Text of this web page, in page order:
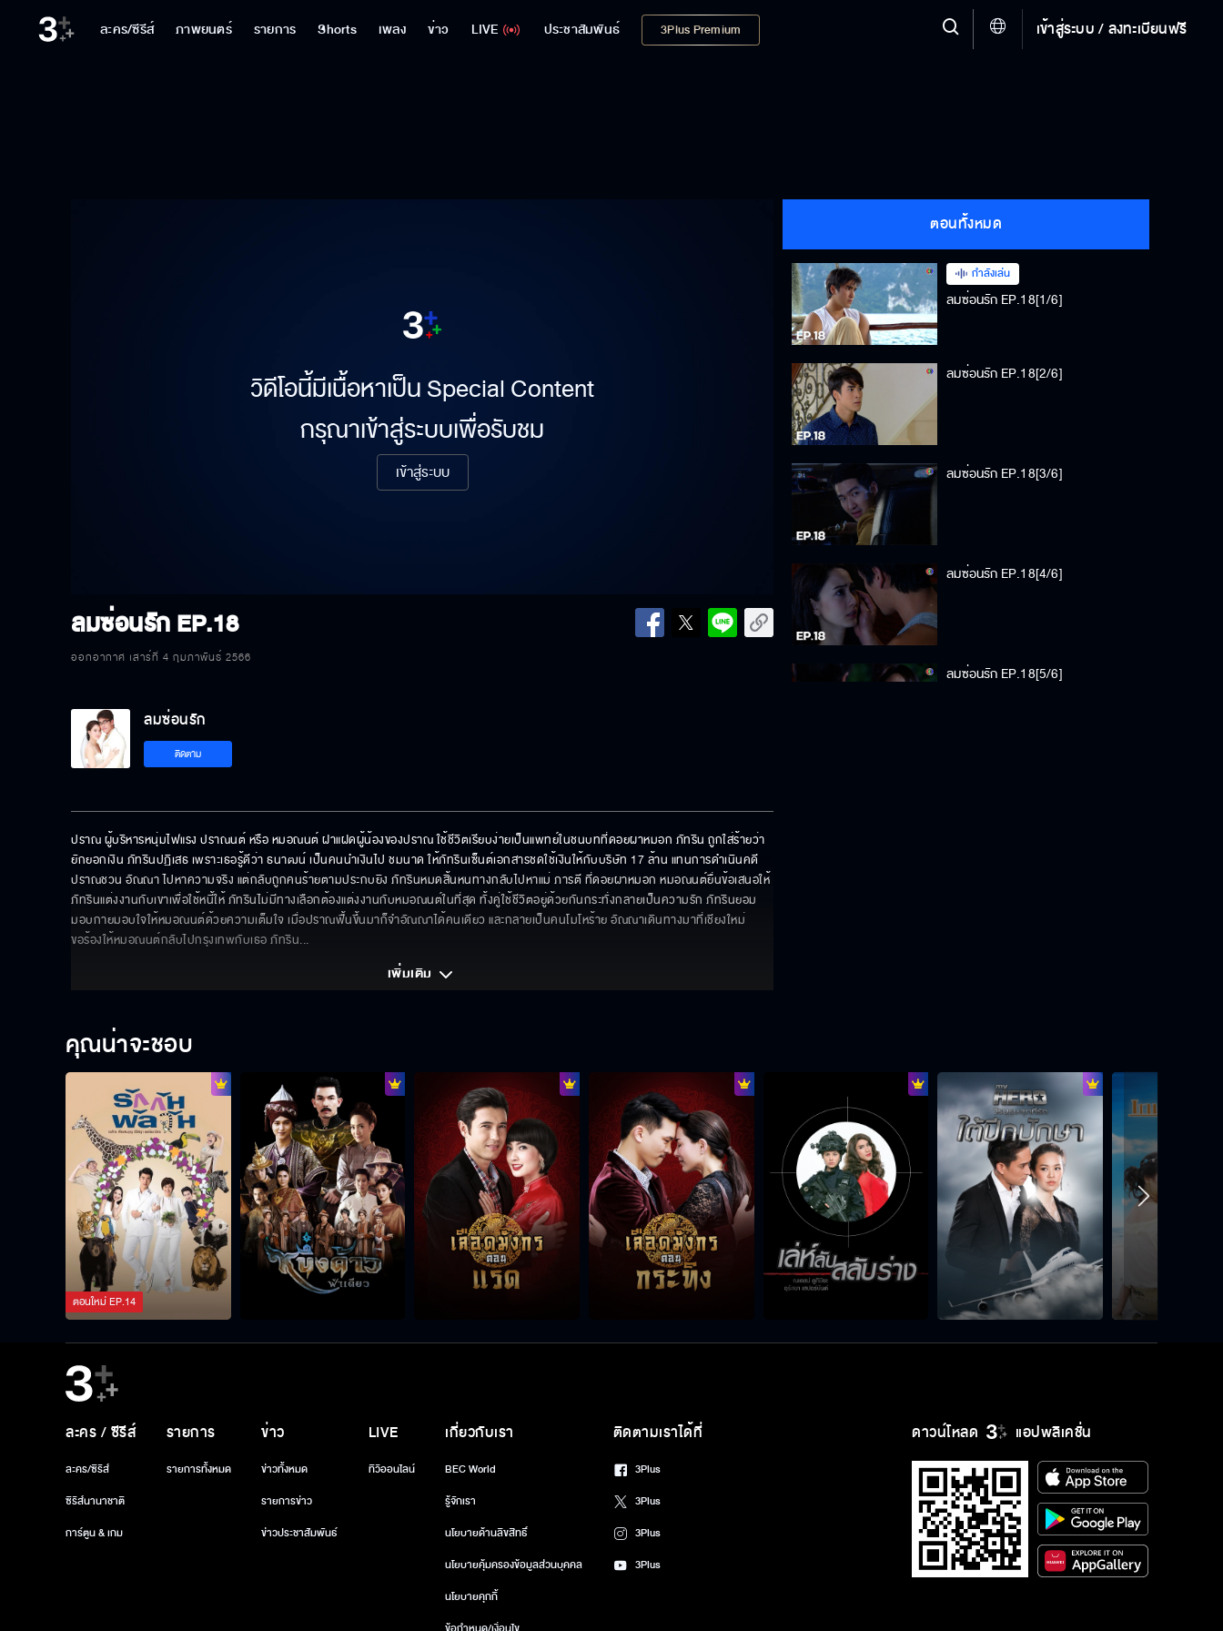
ละคร/ซีรีส์ ภาพยนตร์ รายการ Shorts เพลง ข่าว LIVE ประชาสัมพันธ์ 3Plus Premium เข้าสู่ระบบ / ลงทะเบียนฟรี
วิดีโอนี้มีเนื้อหาเป็น Special Content
กรุณาเข้าสู่ระบบเพื่อรับชม
เข้าสู่ระบบ
ลมซ่อนรักEP.18
ออกอากาศ เสาร์ที่ 4 กุมภาพันธ์ 2566
ตอนทั้งหมด
กำลังเล่น
ลมซ่อนรัก EP.18[1/6]
ลมซ่อนรัก EP.18[2/6]
ลมซ่อนรัก EP.18[3/6]
ลมซ่อนรัก EP.18[4/6]
ลมซ่อนรัก EP.18[5/6]
ลมซ่อนรัก
ติดตาม
ปราณ ผู้บริหารหนุ่มไฟแรง ปราณนต์ หรือ หมอณนต์ ฝาแฝดผู้น้องของปราณ ใช้ชีวิตเรียบง่ายเป็นแพทย์ในชนบทที่ดอยผาหมอก ภัทริน ถูกใส่ร้ายว่า
ยักยอกเงิน ภัทรินปฏิเสธ เพราะเธอรู้ดีว่า ธนาฒน์ เป็นคนนำเงินไป ชมนาด ให้ภัทรินเซ็นต์เอกสารชดใช้เงินให้กับบริษัท 17 ล้าน แทนการดำเนินคดี
ปราณชวน อัณณา ไปหาความจริง แต่กลับถูกคนร้ายตามประกบยิง ภัทรินหมดสิ้นหนทางกลับไปหาแม่ ภารตี ที่ดอยผาหมอก หมอณนต์ยื่นข้อเสนอให้
ภัทรินแต่งงานกับเขาเพื่อใช้หนี้ให้ ภัทรินไม่มีทางเลือกต้องแต่งงานกับหมอณนต์ในที่สุด ทั้งคู่ใช้ชีวิตอยู่ด้วยกันกระทั่งกลายเป็นความรัก ภัทรินยอม
มอบกายมอบใจให้หมอณนต์ด้วยความเต็มใจ เมื่อปราณฟื้นขึ้นมาก็จำอัณณาได้คนเดียว และกลายเป็นคนโมโหร้าย อัณณาเดินทางมาที่เชียงใหม่
ขอร้องให้หมอณนต์กลับไปกรุงเทพกับเธอ ภัทริน...
เพิ่มเติม
คุณน่าจะชอบ
ตอนใหม่EP.14
ดาวน์โหลด แอปพลิเคชั่น
ละคร / ซีรีส์
ละคร/ซีรีส์
ซีรีส์นานาชาติ
การ์ตูน & เกม
รายการ
รายการทั้งหมด
ข่าว
ข่าวทั้งหมด
รายการข่าว
ข่าวประชาสัมพันธ์
LIVE
ทีวีออนไลน์
เกี่ยวกับเรา
BEC World
รู้จักเรา
นโยบายด้านลิขสิทธิ์
นโยบายคุ้มครองข้อมูลส่วนบุคคล
นโยบายคุกกี้
ติดตามเราได้ที่
3Plus
3Plus
3Plus
3Plus